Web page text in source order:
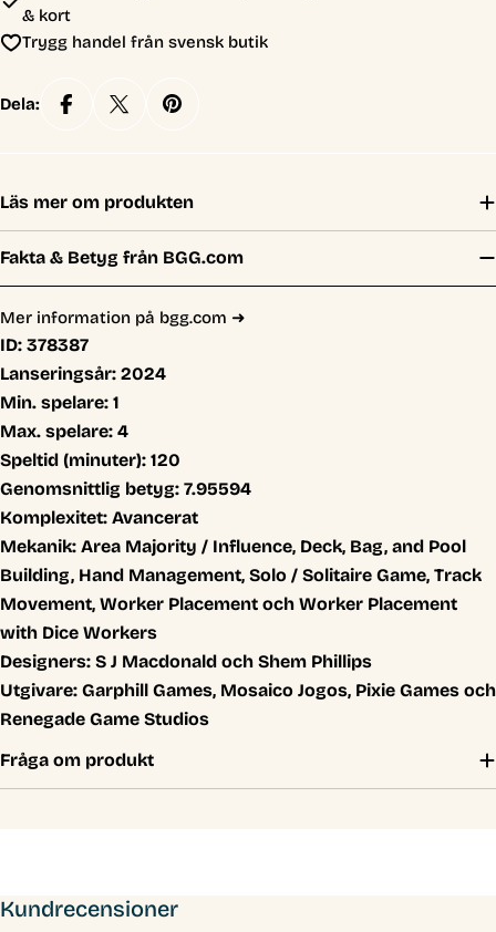
& kort
Trygg handel från svensk butik
Dela:
Läs mer om produkten
Fakta & Betyg från BGG.com
Mer information på bgg.com ➜
ID: 378387
Lanseringsår: 2024
Min. spelare: 1
Max. spelare: 4
Speltid (minuter): 120
Genomsnittlig betyg: 7.95594
Komplexitet: Avancerat
Mekanik: Area Majority / Influence, Deck, Bag, and Pool
Building, Hand Management, Solo / Solitaire Game, Track
Movement, Worker Placement och Worker Placement
with Dice Workers
Designers: S J Macdonald och Shem Phillips
Utgivare: Garphill Games, Mosaico Jogos, Pixie Games och
Renegade Game Studios
Fråga om produkt
Kundrecensioner